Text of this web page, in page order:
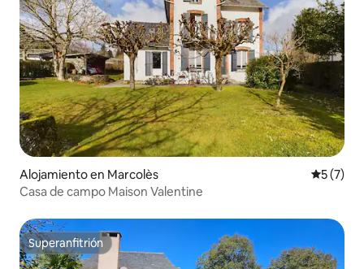
Alojamiento en Marcolès
5 (7)
Casa de campo Maison Valentine
Superanfitrión
Superanfitrión